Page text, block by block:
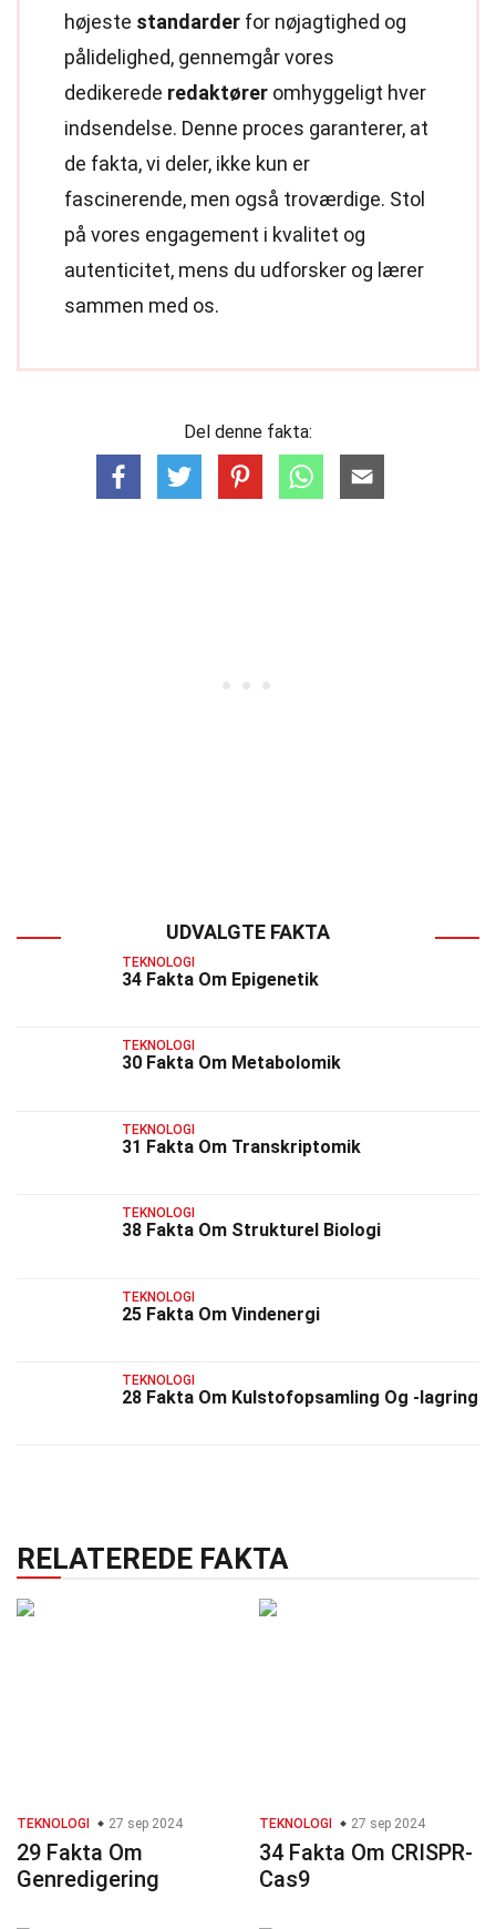
højeste standarder for nøjagtighed og
pålidelighed, gennemgår vores
dedikerede redaktører omhyggeligt hver
indsendelse. Denne proces garanterer, at
de fakta, vi deler, ikke kun er
fascinerende, men også troværdige. Stol
på vores engagement i kvalitet og
autenticitet, mens du udforsker og lærer
sammen med os.
Del denne fakta:
UDVALGTE FAKTA
TEKNOLOGI
34 Fakta Om Epigenetik
TEKNOLOGI
30 Fakta Om Metabolomik
TEKNOLOGI
31 Fakta Om Transkriptomik
TEKNOLOGI
38 Fakta Om Strukturel Biologi
TEKNOLOGI
25 Fakta Om Vindenergi
TEKNOLOGI
28 Fakta Om Kulstofopsamling Og -lagring
RELATEREDE FAKTA
TEKNOLOGI 27 sep 2024
29 Fakta Om
Genredigering
TEKNOLOGI 27 sep 2024
34 Fakta Om CRISPR-
Cas9